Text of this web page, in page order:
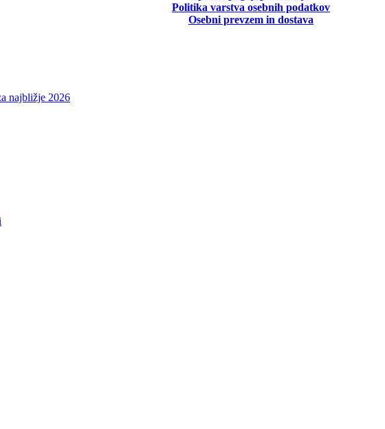
Politika varstva osebnih podatkov
Osebni prevzem in dostava
najbližje 2026